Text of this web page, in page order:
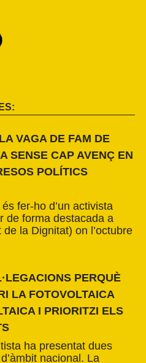
VAGA DE FAM DE
SENSE CAP AVENÇ EN
POLÍTICS
fer-ho d’un activista
de forma destacada a
la Dignitat) on l’octubre
PERQUÈ
LA FOTOVOLTAICA
I PRIORITZI ELS
ha presentat dues
nacional. La